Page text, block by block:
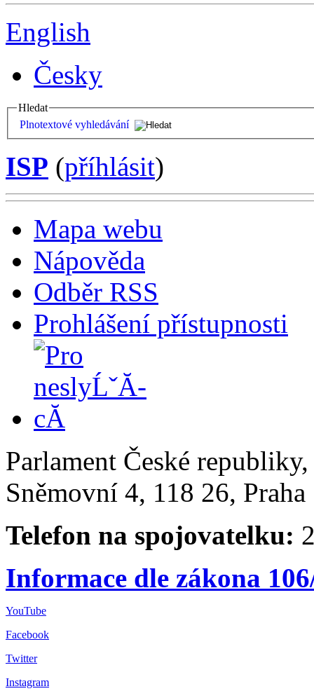
English
Česky
Hledat
Plnotextové vyhledávání
ISP (příhlásit)
Mapa webu
Nápověda
Odběr RSS
Prohlášení přístupnosti
Parlament České
Sněmovní 4, 118 26,
Telefon na spojovatelku:
Informace dle zákona
YouTube
Facebook
Twitter
Instagram